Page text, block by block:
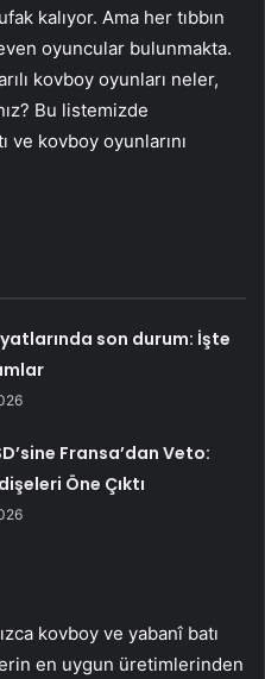
kalıyor. Ama her tıbbın
oyuncular bulunmakta.
kovboy oyunları neler,
Bu listemizde
ve kovboy oyunlarını
son durum: İşte
Fransa’dan Veto:
Öne Çıktı
kovboy ve yabanî batı
en uygun üretimlerinden